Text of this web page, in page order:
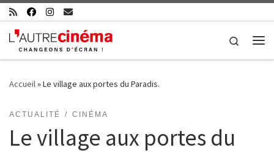
Skip to content
Search
Accueil»Le village aux portes du Paradis.
ACTUALITÉ CINÉMA
Le village aux portes du